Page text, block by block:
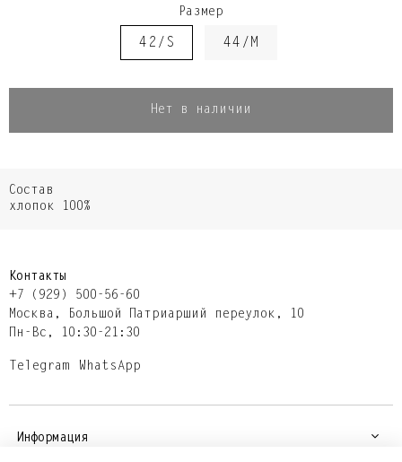
Размер
42/S 44/M
Нет в наличии
Состав
хлопок 100%
Информация
Контакты
+7 (929) 500-56-60
Москва,​ Большой Патриарший переулок,​ 10
Пн-Вс, 10:30-21:30
Telegram WhatsApp